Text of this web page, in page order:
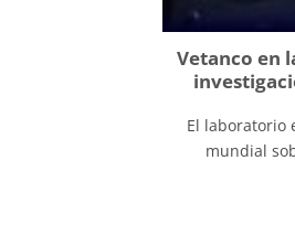
Vetanco en
El laboratorio
mundial